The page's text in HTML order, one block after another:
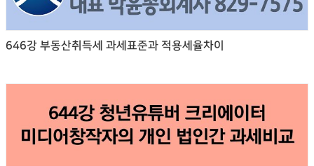
646강 부동산취득세 과세표준과 적용세율차이